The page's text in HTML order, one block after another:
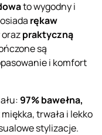
to wygodny i
rękaw
orazpraktyczną
są
i komfort
97% bawełna,
trwała i lekko
stylizacje.